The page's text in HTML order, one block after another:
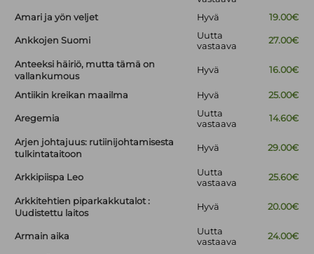
Amari ja yön veljet Hyvä 19.00€
Ankkojen Suomi
Uutta
vastaava
27.00€
Anteeksi häiriö, mutta tämä on
vallankumous
Hyvä 16.00€
Antiikin kreikan maailma Hyvä 25.00€
Aregemia
Uutta
vastaava
14.60€
Arjen johtajuus: rutiinijohtamisesta
tulkintataitoon
Hyvä 29.00€
Arkkipiispa Leo
Uutta
vastaava
25.60€
Arkkitehtien piparkakkutalot :
Uudistettu laitos
Hyvä 20.00€
Armain aika
Uutta
vastaava
24.00€